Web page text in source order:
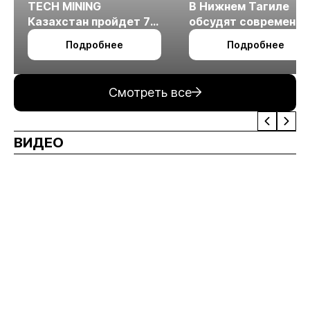
TECH MINING
Казахстан пройдет 7
октября в Алматы
Подробнее
В Нижнем Тагиле
обсудят
технологии
измельчения
Подробнее
Смотреть все
ВИДЕО